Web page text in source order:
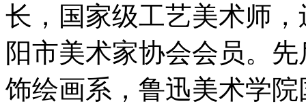
长，国家级工艺美术师
阳市美术家协会会员。
饰绘画系，鲁迅美术学